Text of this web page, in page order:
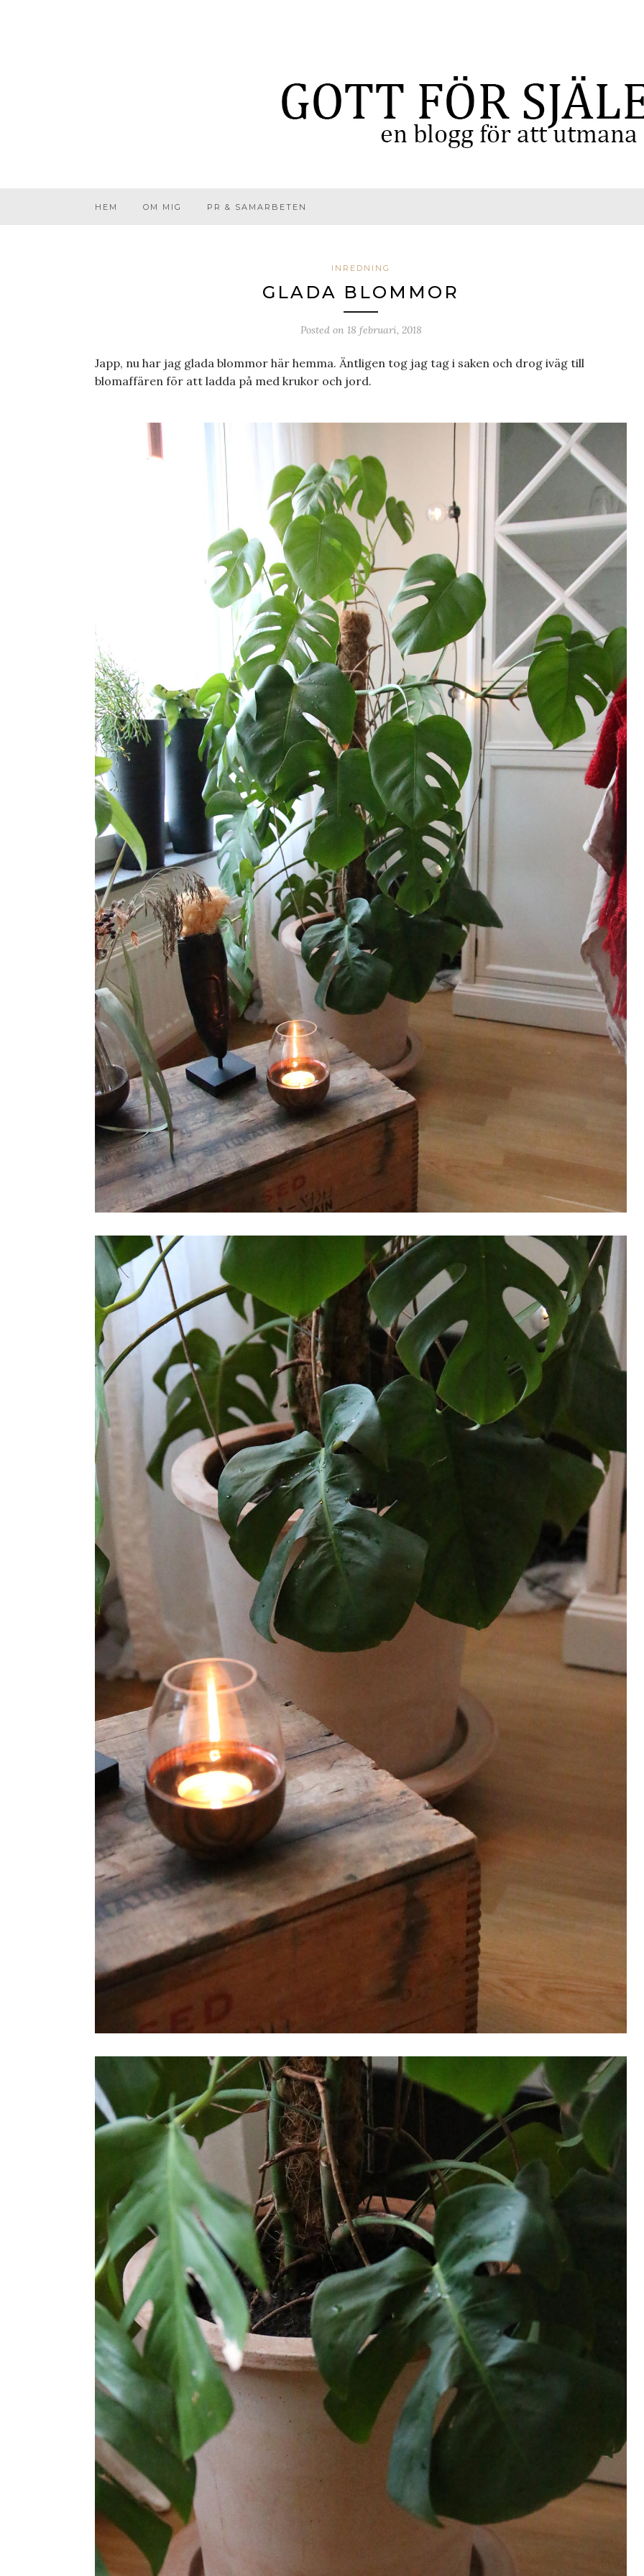
HEM OM MIG PR & SAMARBETEN
INREDNING
GLADA BLOMMOR
Posted on 18 februari, 2018
Japp, nu har jag glada blommor här hemma. Äntligen tog jag tag i saken och drog iväg till
blomaffären för att ladda på med krukor och jord.